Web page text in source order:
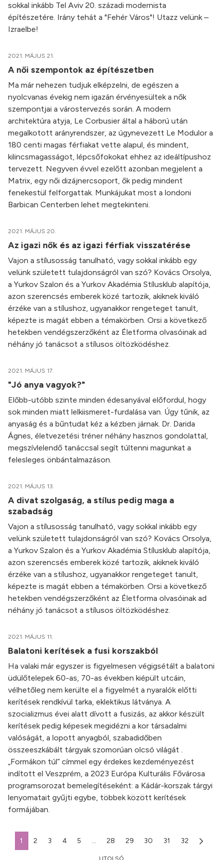
sokkal inkább Tel Aviv 20. századi modernista
építészetére. Irány tehát a "Fehér Város"! Utazz velünk –
Izraelbe!
2021. MÁJUS 21.
A női szempontok az építészetben
Ma már nehezen tudjuk elképzelni, de egészen a
nyolcvanas évekig nem igazán érvényesültek a nők
szempontjai a várostervezés során. A modern
architektúra atyja, Le Corbusier által a háború után
megalkotott arányrendszer, az úgynevezett Le Modulor a
180 centi magas férfiakat vette alapul, és mindent,
kilincsmagasságot, lépcsőfokokat ehhez az ideáltípushoz
tervezett. Negyven évvel ezelőtt azonban megjelent a
Matrix, egy női dizájnercsoport, ők pedig mindent
fenekestül felforgattak. Munkájukat most a londoni
Barbican Centerben lehet megtekinteni.
2021. MÁJUS 20.
Az igazi nők és az igazi férfiak visszatérése
Vajon a stílusosság tanulható, vagy sokkal inkább egy
velünk született tulajdonságról van szó? Kovács Orsolya,
a Yurkov Szalon és a Yurkov Akadémia Stílusklub alapítója,
azon szerencsés emberek közé tartozik, akiknek kiváló
érzéke van a stílushoz, ugyanakkor rengeteget tanult,
képezte is magát ebben a témakörben. Orsi a következő
hetekben vendégszerzőként az Életforma olvasóinak ad
néhány jó tanácsot a stílusos öltözködéshez.
2021. MÁJUS 17.
"Jó anya vagyok?"
Előbb-utóbb szinte minden édesanyával előfordul, hogy
sok minden miatt lelkiismeret-furdalása van. Úgy tűnik, az
anyaság és a bűntudat kéz a kézben járnak. Dr. Darida
Ágnes, életvezetési tréner néhány hasznos gondolattal,
megszívlelendő tanáccsal segít túltenni magunkat a
felesleges önbántalmazáson.
2021. MÁJUS 13.
A divat szolgaság, a stílus pedig maga a
szabadság
Vajon a stílusosság tanulható, vagy sokkal inkább egy
velünk született tulajdonságról van szó? Kovács Orsolya,
a Yurkov Szalon és a Yurkov Akadémia Stílusklub alapítója,
azon szerencsés emberek közé tartozik, akiknek kiváló
érzéke van a stílushoz, ugyanakkor rengeteget tanult,
képezte is magát ebben a témakörben. Orsi a következő
hetekben vendégszerzőként az Életforma olvasóinak ad
néhány jó tanácsot a stílusos öltözködéshez.
2021. MÁJUS 11.
Balatoni kerítések a fusi korszakból
Ha valaki már egyszer is figyelmesen végigsétált a balatoni
üdülőtelepek 60-as, 70-as években kiépült utcáin,
vélhetőleg nem kerülte el a figyelmét a nyaralók előtti
kerítések rendkívül tarka, eklektikus látványa. A
szocializmus évei alatt dívott a fusizás, az akkor készült
kerítések pedig képesek megidézni a kor társadalmi
valóságát, a lopott anyagból, szabadidőben
összeeszkábált tárgyak szomorúan olcsó világát .
„Formákon túl” címmel egy érdekes kezdeményezést
indított el Veszprém, a 2023 Európa Kulturális Fővárosa
programsorozat bemelegítéseként: a Kádár-korszak tárgyi
lenyomatait gyűjti egybe, többek között kerítések
formájában.
1 2 3 4 5 ... 28 29 30 31 32
UTOLSÓ